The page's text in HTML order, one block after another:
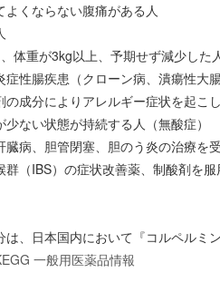
よくならない腹痛がある人
体重が3kg以上、予期せず減少した
症性腸疾患（クローン病、潰瘍性大
の成分によりアレルギー症状を起こ
少ない状態が持続する人（無酸症）
臓病、胆管閉塞、胆のう炎の治療を
群（IBS）の症状改善薬、制酸剤を服
、日本国内において『コルペルミ
一般用医薬品情報